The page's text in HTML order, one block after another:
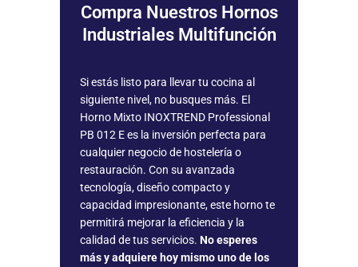
Compra Nuestros Hornos
Industriales Multifunción
Si estás listo para llevar tu cocina al
siguiente nivel, no busques más. El
Horno Mixto INOXTREND Professional
PB 012 E es la inversión perfecta para
cualquier negocio de hostelería o
restauración. Con su avanzada
tecnología, diseño compacto y
capacidad impresionante, este horno te
permitirá mejorar la eficiencia y la
calidad de tus servicios. No esperes
más y adquiere hoy mismo uno de los